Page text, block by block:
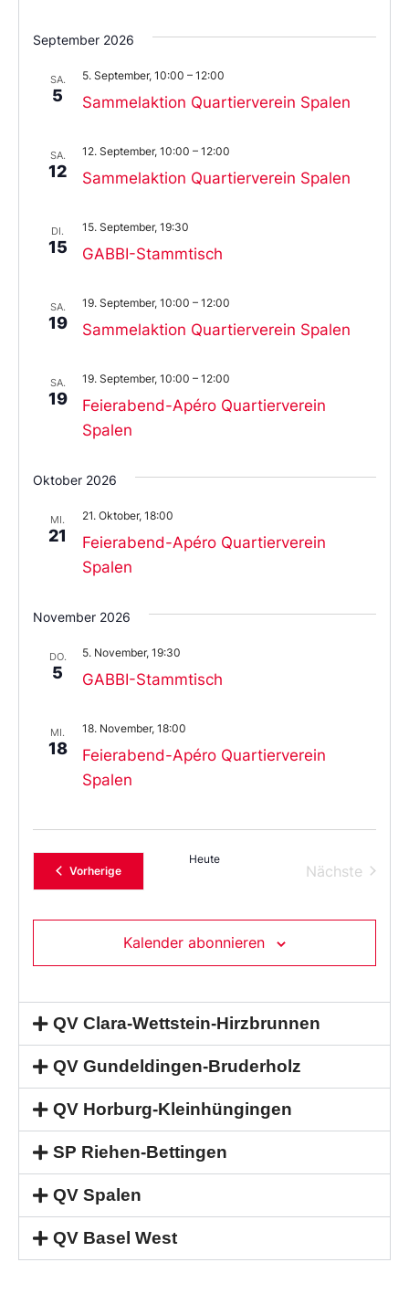
September 2026
SA.
5 Sammelaktion Quartierverein Spalen
5. September, 10:00 – 12:00
SA.
12 Sammelaktion Quartierverein Spalen
12. September, 10:00 – 12:00
DI.
15 GABBI-Stammtisch
15. September, 19:30
SA.
19 Sammelaktion Quartierverein Spalen
19. September, 10:00 – 12:00
SA.
19
Feierabend-Apéro Quartierverein
Spalen
19. September, 10:00 – 12:00
Oktober 2026
MI.
21
Feierabend-Apéro Quartierverein
Spalen
21. Oktober, 18:00
November 2026
DO.
5 GABBI-Stammtisch
5. November, 19:30
MI.
18
Feierabend-Apéro Quartierverein
Spalen
18. November, 18:00
VorherigeVeranstaltungen
Heute
Nächste
Kalender abonnieren
QV Clara-Wettstein-Hirzbrunnen
QV Gundeldingen-Bruderholz
QV Horburg-Kleinhüngingen
SP Riehen-Bettingen
QV Spalen
QV Basel West